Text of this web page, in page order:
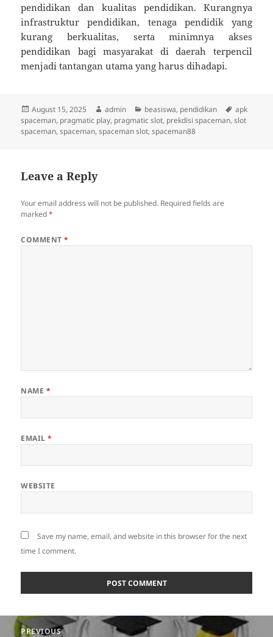
pendidikan dan kualitas pendidikan. Kurangnya
infrastruktur pendidikan, tenaga pendidik yang
kurang berkualitas, serta minimnya akses
pendidikan bagi masyarakat di daerah terpencil
menjadi tantangan utama yang harus dihadapi.
Posted
on
August 15, 2025 Author
admin Categories
beasiswa, pendidikan Tags
apk
spaceman, pragmatic play, pragmatic slot, prekdisi spaceman,slot
spaceman,spaceman,spaceman slot,spaceman88
Leave a Reply
Your email address will not be published. Required fields are
marked*
COMMENT*
NAME *
EMAIL*
WEBSITE
Save my name, email, and website in this browser for the next
time I comment.
Post
PREVIOUS